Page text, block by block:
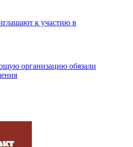
к участию в
организацию обязали